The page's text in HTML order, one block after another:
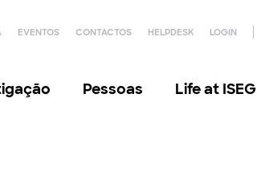
EVENTOS CONTACTOS HELPDESK LOGIN
Pessoas Life at ISEG